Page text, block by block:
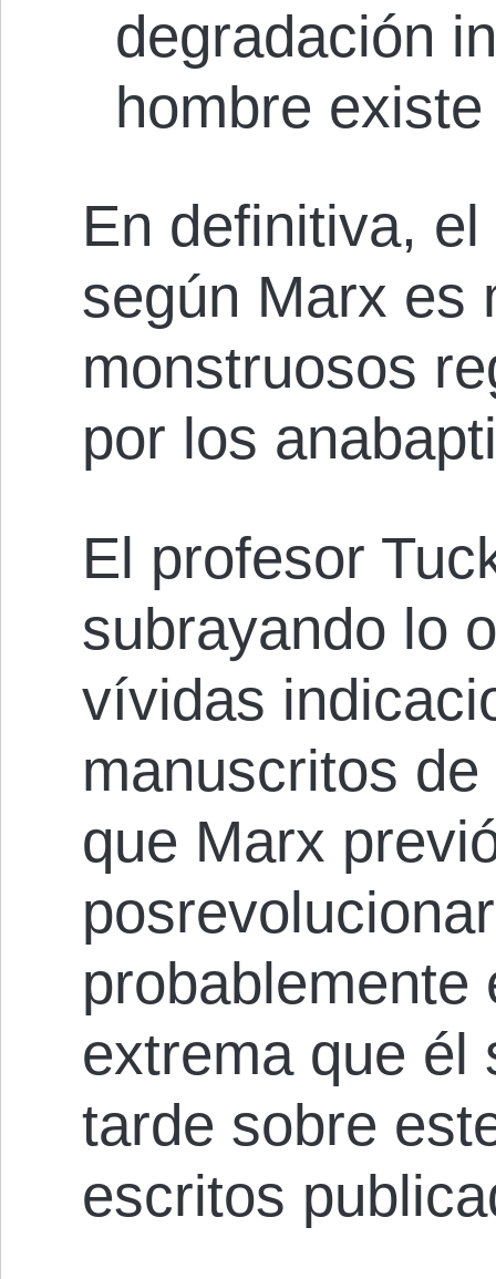
degradación
hombre
En definitiva,
según Marx es
monstruosos
por los
El profesor
subrayando lo
vívidas
manuscritos
que Marx
probablemente
extrema que él
tarde sobre
escritos